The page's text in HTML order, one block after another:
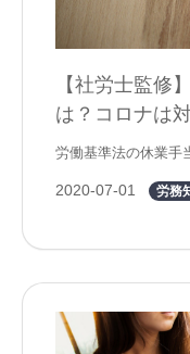
【社労士監修
は？コロナは
労働基準法の休業手
2020-07-01 労務